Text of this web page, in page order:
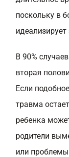
поскольку в
идеализирует
В 90%
вторая
Если
травма
ребенка
родители
или